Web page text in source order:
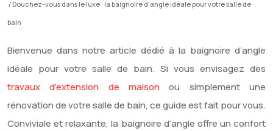
/ Douchez-vous dans le luxe : la baignoire d’angle idéale pour votre salle de
bain
Bienvenue dans notre article dédié à la baignoire d’angle
idéale pour votre salle de bain. Si vous envisagez des
travaux d’extension de maison ou simplement une
rénovation de votre salle de bain, ce guide est fait pour vous.
Conviviale et relaxante, la baignoire d’angle offre un confort